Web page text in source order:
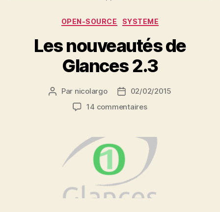
Catégories
OPEN-SOURCE SYSTEME
Les nouveautés de
Glances 2.3
Auteur
l’article
Par nicolargo
Date
de
02/02/2015
14 commentairessur
de
Glances
2.3